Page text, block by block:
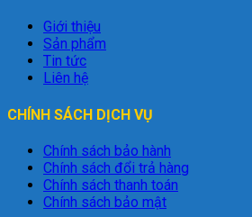
Giới thiệu
Sản phẩm
Tin tức
Liên hệ
CHÍNH SÁCH DỊCH VỤ
Chính sách bảo hành
Chính sách đổi trả hàng
Chính sách thanh toán
Chính sách bảo mật